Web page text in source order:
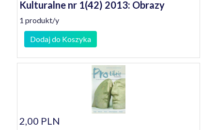
Kulturalne nr 1(42) 2013: Obrazy
1 produkt/y
Dodaj do Koszyka
2,00 PLN